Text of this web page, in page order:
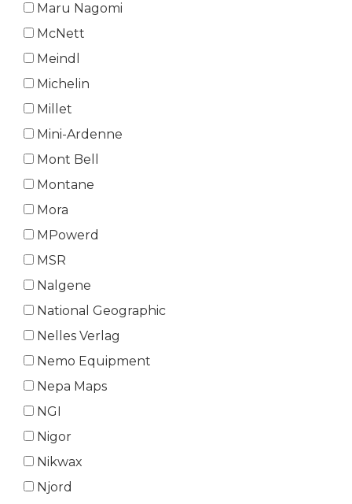
Maru Nagomi
McNett
Meindl
Michelin
Millet
Mini-Ardenne
Mont Bell
Montane
Mora
MPowerd
MSR
Nalgene
National Geographic
Nelles Verlag
Nemo Equipment
Nepa Maps
NGI
Nigor
Nikwax
Njord